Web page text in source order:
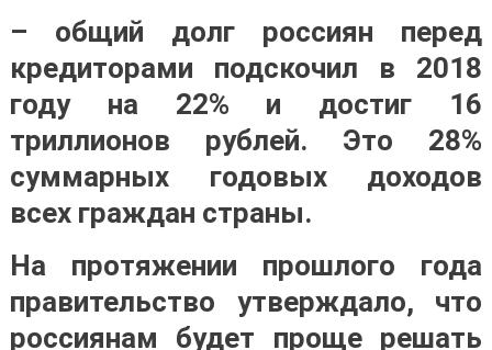
– общий долг россиян перед
кредиторами подскочил в 2018
году на 22% и достиг 16
триллионов рублей. Это 28%
суммарных годовых доходов
всех граждан страны.
На протяжении прошлого года
правительство утверждало, что
россиянам будет проще решать